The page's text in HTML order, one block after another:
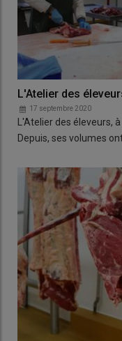
L'Atelier des
17 septembre 2020
L'Atelier des éleveurs,
Depuis, ses volumes